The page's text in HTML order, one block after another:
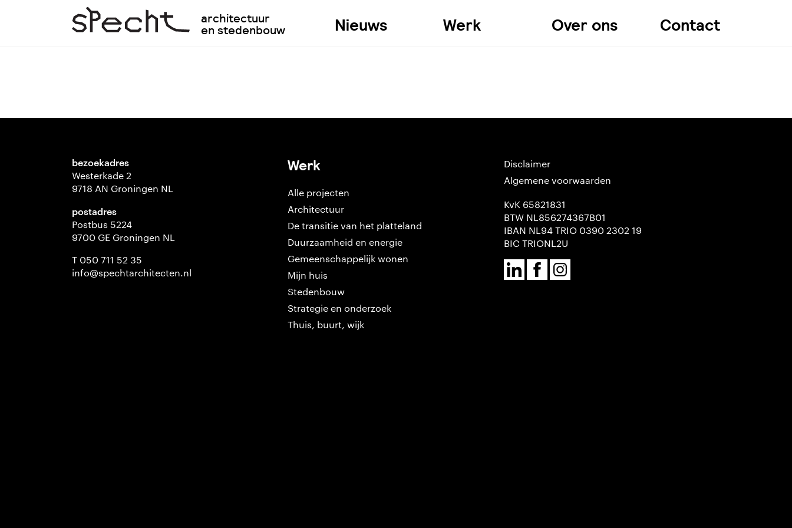
architectuur
en stedenbouw Nieuws Werk Over ons Contact
bezoekadres
Westerkade 2
9718 AN Groningen NL
postadres
Postbus 5224
9700 GE Groningen NL
T 050 711 52 35
info@spechtarchitecten.nl
Werk
Alle projecten
Architectuur
De transitie van het platteland
Duurzaamheid en energie
Gemeenschappelijk wonen
Mijn huis
Stedenbouw
Strategie en onderzoek
Thuis, buurt, wijk
Disclaimer
Algemene voorwaarden
KvK 65821831
BTW NL856274367B01
IBAN NL94 TRIO 0390 2302 19
BIC TRIONL2U